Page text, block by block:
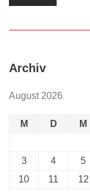
Archiv
August 2026
M D M
3
4 5
10
11 12